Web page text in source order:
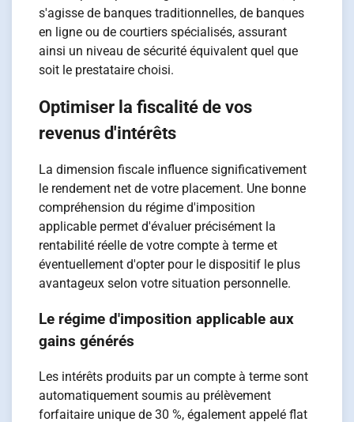
s'agisse de banques traditionnelles, de banques
en ligne ou de courtiers spécialisés, assurant
ainsi un niveau de sécurité équivalent quel que
soit le prestataire choisi.
Optimiser la fiscalité de vos
revenus d'intérêts
La dimension fiscale influence significativement
le rendement net de votre placement. Une bonne
compréhension du régime d'imposition
applicable permet d'évaluer précisément la
rentabilité réelle de votre compte à terme et
éventuellement d'opter pour le dispositif le plus
avantageux selon votre situation personnelle.
Le régime d'imposition applicable aux
gains générés
Les intérêts produits par un compte à terme sont
automatiquement soumis au prélèvement
forfaitaire unique de 30 %, également appelé flat